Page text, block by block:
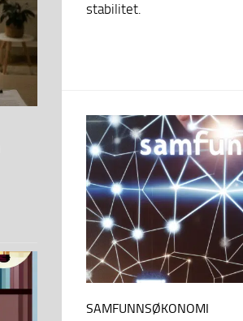
stabilitet.
SAMFUNNSØKONOMI